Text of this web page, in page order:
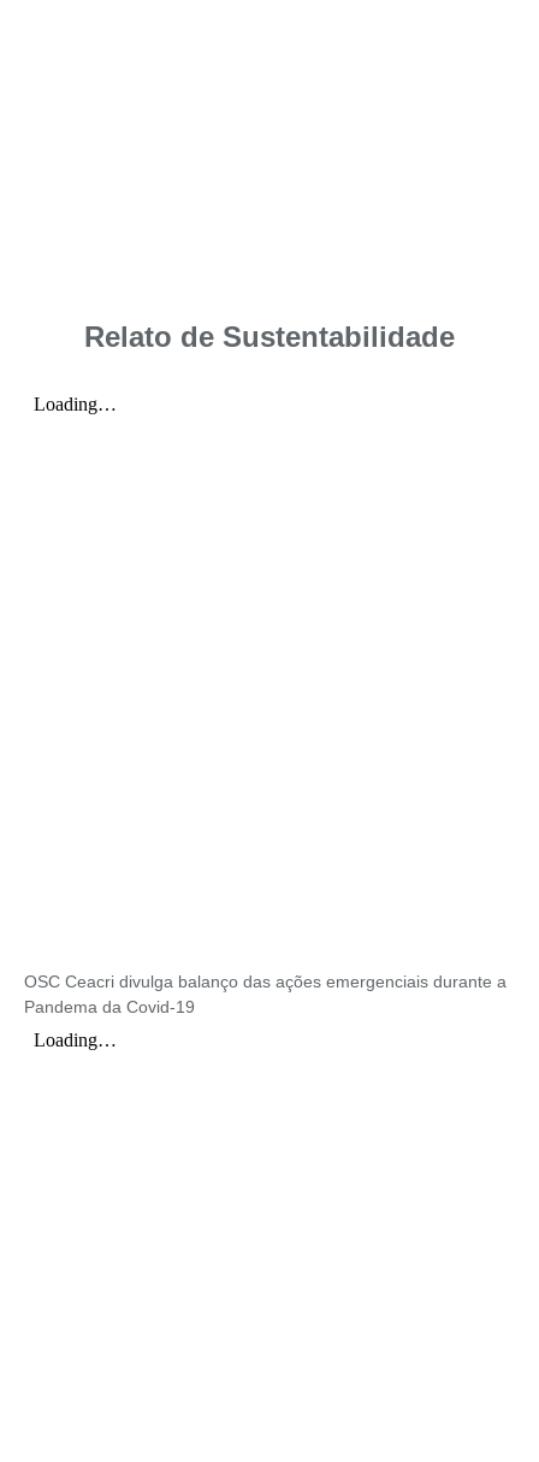
Relato de Sustentabilidade
OSC Ceacri divulga balanço das ações emergenciais durante a
Pandema da Covid-19